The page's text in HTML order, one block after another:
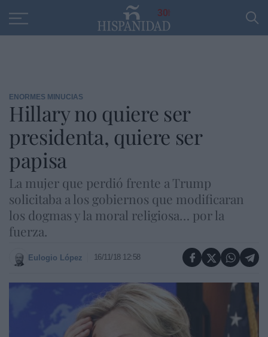
30
ENORMES MINUCIAS
Hillary no quiere ser
presidenta, quiere ser
papisa
La mujer que perdió frente a Trump
solicitaba a los gobiernos que modificaran
los dogmas y la moral religiosa… por la
fuerza.
Eulogio López 16/11/18 12:58